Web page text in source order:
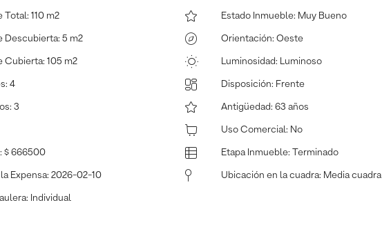
Total : 110 m2
Descubierta: 5 m2
Cubierta: 105 m2
: 4
: 3
: $ 666500
Expensa: 2026-02-10
: Individual
Estado Inmueble: Muy Bueno
Orientación: Oeste
Luminosidad: Luminoso
Disposición: Frente
Antigüedad: 63 años
Uso Comercial : No
Etapa Inmueble: Terminado
Ubicación en la cuadra: Media cuadra